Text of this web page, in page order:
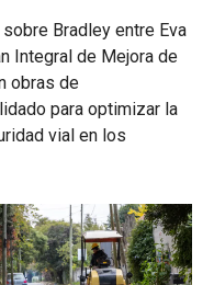
Bradley entre Eva
Integral de Mejora de
obras de
para optimizar la
vial en los